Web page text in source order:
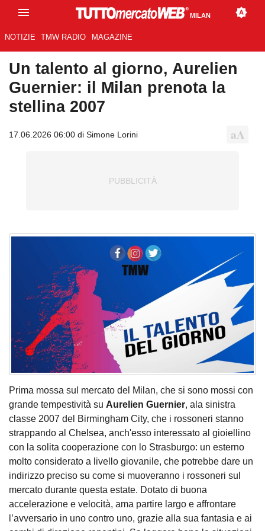
MILAN
NOTIZIE TMW RADIO MAGAZINE
Un talento al giorno, Aurelien
Guernier: il Milan prenota la
stellina 2007
17.06.2026 06:00 di Simone Lorini
Prima mossa sul mercato del Milan, che si sono mossi con
grande tempestività su Aurelien Guernier, ala sinistra
classe 2007 del Birmingham City, che i rossoneri stanno
strappando al Chelsea, anch'esso interessato al gioiellino
con la solita cooperazione con lo Strasburgo: un esterno
molto considerato a livello giovanile, che potrebbe dare un
indirizzo preciso su come si muoveranno i rossoneri sul
mercato durante questa estate. Dotato di buona
accelerazione e velocità, ama partire largo e affrontare
l’avversario in uno contro uno, grazie alla sua fantasia e ai